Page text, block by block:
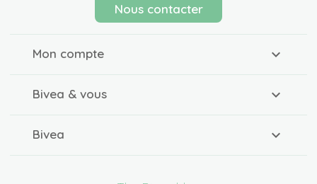
Nous contacter
Mon compte
Bivea & vous
Bivea